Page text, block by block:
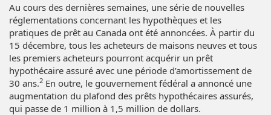
Au cours des dernières semaines, une série de nouvelles
réglementations concernant les hypothèques et les
pratiques de prêt au Canada ont été annoncées. À partir du
15 décembre, tous les acheteurs de maisons neuves et tous
les premiers acheteurs pourront acquérir un prêt
hypothécaire assuré avec une période d’amortissement de
30 ans.2 En outre, le gouvernement fédéral a annoncé une
augmentation du plafond des prêts hypothécaires assurés,
qui passe de 1 million à 1,5 million de dollars.